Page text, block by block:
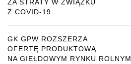
ZA STRATY W ZWIĄZKU
Z COVID-19
GK GPW ROZSZERZA
OFERTĘ PRODUKTOWĄ
NA GIEŁDOWYM RYNKU ROLNYM